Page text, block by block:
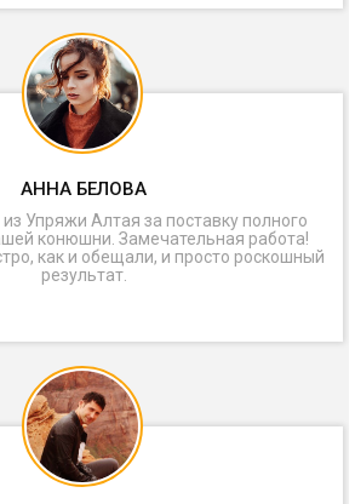
АННА БЕЛОВА
Упряжи Алтая за поставку полного
конюшни. Замечательная работа!
как и обещали, и просто роскошный
результат.